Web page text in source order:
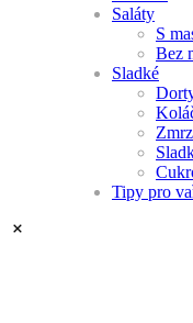
Saláty
S
Bez
Sladké
Tipy pro